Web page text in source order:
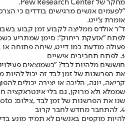
מחקר של Pew Research Center.
"לפעמים אנשים מרגישים בודדים כי
אומרת צ’ייט.
ד"ר אולדס ממליצה לקבוע זמן קבוע
לפתח "אזעקת ריחוק": סימן שמתריע
פעולה מודעת כמו דייט, שיחה פתוחה או
3. לפתח תחביבים אישיים
חוששים מלהיות לבד? "כשמוצאים
את הפרשנות של זמן לבד זה יכול להיות
קריאה, יוגה, הליכה או יצירה יכולים
שממלא ולא מרוקן, גם בלי אינטראקציה
שנו את הפרשנות של זמן לבד ,צילום: istockphoto
4. להתחבר מחדש לחבר קרוב